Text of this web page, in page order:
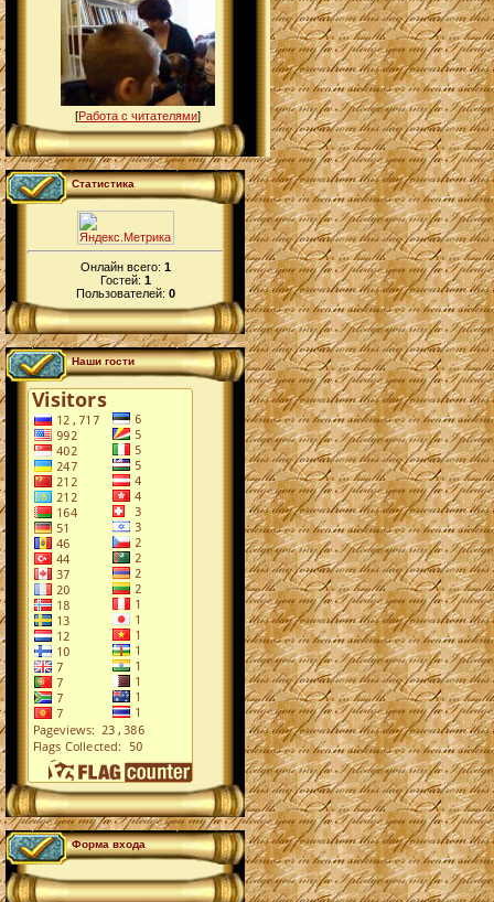
[Работа с читателями]
Статистика
Онлайн всего: 1
Гостей: 1
Пользователей: 0
Наши гости
Форма входа